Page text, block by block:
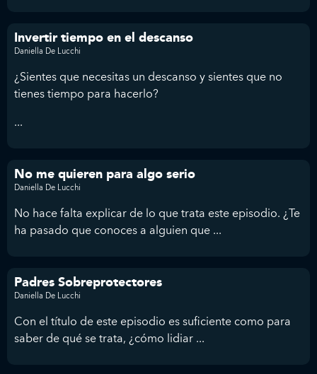
Invertir tiempo en el descanso
Daniella De Lucchi
¿Sientes que necesitas un descanso y sientes que no
tienes tiempo para hacerlo?
...
No me quieren para algo serio
Daniella De Lucchi
No hace falta explicar de lo que trata este episodio. ¿Te
ha pasado que conoces a alguien que ...
Padres Sobreprotectores
Daniella De Lucchi
Con el título de este episodio es suficiente como para
saber de qué se trata, ¿cómo lidiar ...